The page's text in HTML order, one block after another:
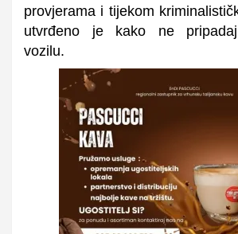
provjerama i tijekom
utvrđeno je kako ne
vozilu.